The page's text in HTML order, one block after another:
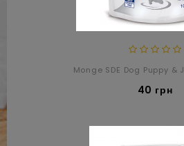
Monge SDE Dog Puppy &
40 грн